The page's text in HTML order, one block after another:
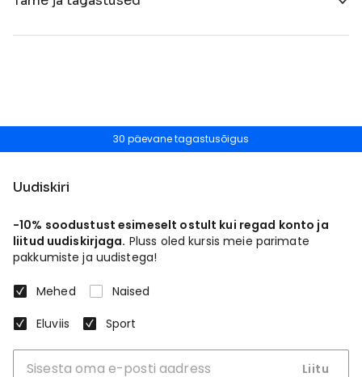
30 päevane tagastusõigus
Uudiskiri
-10% soodustust esimeselt ostult kui regad konto ja
liitud uudiskirjaga. Pluss oled kursis meie parimate
pakkumiste ja uudistega!
Mehed
Naised
Eluviis
Sport
Liitu